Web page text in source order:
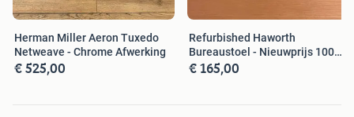
Herman Miller Aeron Tuxedo
Netweave - Chrome Afwerking
€ 525,00
Refurbished Haworth
Bureaustoel - Nieuwprijs 1000
Euro
€ 165,00